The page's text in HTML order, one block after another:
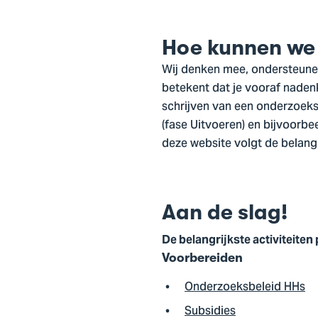
Hoe kunnen
Wij denken mee,
betekent dat je vooraf
schrijven van een
(fase Uitvoeren) en
deze website volgt de
Aan de slag!
De belangrijkste activiteiten
Voorbereiden
Onderzoeksbeleid HHs
Subsidies